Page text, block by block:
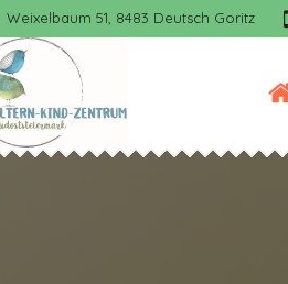
Weixelbaum 51, 8483 Deutsch Goritz